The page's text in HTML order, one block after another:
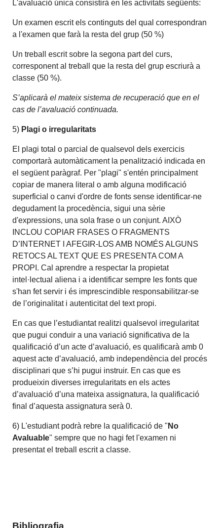
L'avaluació única consistirà en les activitats següents:
Un examen escrit els continguts del qual correspondran
a l'examen que farà la resta del grup (50 %)
Un treball escrit sobre la segona part del curs,
corresponent al treball que la resta del grup escriurà a
classe (50 %).
S’aplicarà el mateix sistema de recuperació que en el
cas de l’avaluació continuada.
5) Plagi o irregularitats
El plagi total o parcial de qualsevol dels exercicis
comportarà automàticament la penalització indicada en
el següent paràgraf. Per "plagi" s'entén principalment
copiar de manera literal o amb alguna modificació
superficial o canvi d'ordre de fonts sense identificar-ne
degudament la procedència, sigui una sèrie
d'expressions, una sola frase o un conjunt. AIXÒ
INCLOU COPIAR FRASES O FRAGMENTS
D’INTERNET I AFEGIR-LOS AMB NOMÉS ALGUNS
RETOCS AL TEXT QUE ES PRESENTA COM A
PROPI. Cal aprendre a respectar la propietat
intel·lectual aliena i a identificar sempre les fonts que
s'han fet servir i és imprescindible responsabilitzar-se
de l’originalitat i autenticitat del text propi.
En cas que l’estudiantat realitzi qualsevol irregularitat
que pugui conduir a una variació significativa de la
qualificació d’un acte d’avaluació, es qualificarà amb 0
aquest acte d’avaluació, amb independència del procés
disciplinari que s’hi pugui instruir. En cas que es
produeixin diverses irregularitats en els actes
d’avaluació d’una mateixa assignatura, la qualificació
final d’aquesta assignatura serà 0.
6) L'estudiant podrà rebre la qualificació de " No
Avaluable" sempre que no hagi fet l'examen ni
presentat el treball escrit a classe.
Bibliografia